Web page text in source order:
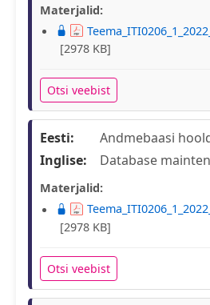
Materjalid:
[2978 KB]
Otsi veebist
Eesti:
Andmebaasi
Inglise:
Database
Materjalid:
[2978 KB]
Otsi veebist